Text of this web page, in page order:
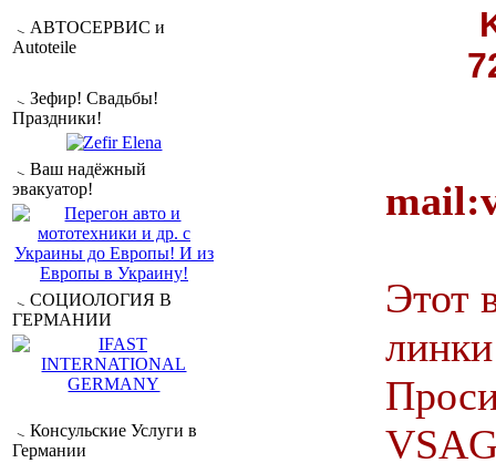
АВТОСЕРВИС и
Autoteile
Зефир! Свадьбы!
Праздники!
Ваш надёжный
эвакуатор!
СОЦИОЛОГИЯ В
ГЕРМАНИИ
Консульские Услуги в
Германии
Этот